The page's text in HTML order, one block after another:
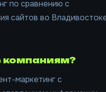
по сравнению с
сайтов во
компаниям?
маркетинг с